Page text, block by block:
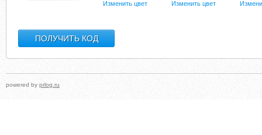
Изменить цвет Изменить цвет
powered by prlog.ru